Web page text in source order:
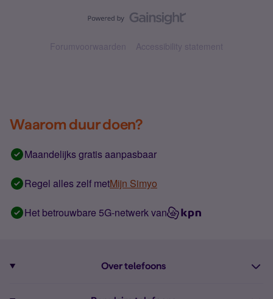
Forumvoorwaarden Accessibility statement
Waarom duur doen?
Maandelijks gratis aanpasbaar
Regel alles zelf metMijn Simyo
Het betrouwbare 5G-netwerk van
Over telefoons